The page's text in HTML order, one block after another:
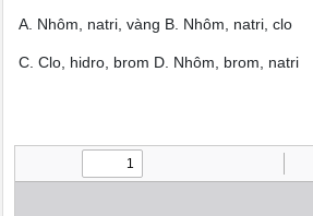
A. Nhôm, natri, vàng B. Nhôm, natri, clo
C. Clo, hidro, brom D. Nhôm, brom, natri